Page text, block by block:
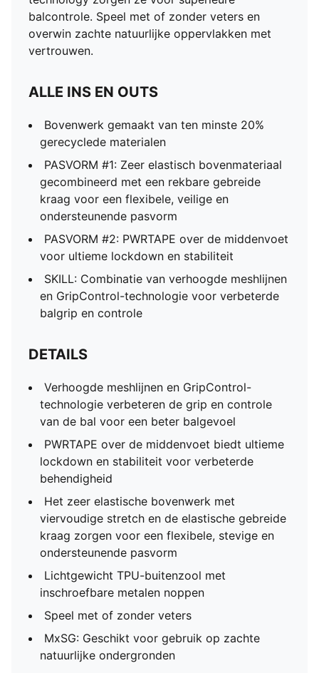
balcontrole. Speel met of zonder veters en
overwin zachte natuurlijke oppervlakken met
vertrouwen.
ALLE INS EN OUTS
Bovenwerk gemaakt van ten minste 20%
gerecyclede materialen
PASVORM #1: Zeer elastisch bovenmateriaal
gecombineerd met een rekbare gebreide
kraag voor een flexibele, veilige en
ondersteunende pasvorm
PASVORM #2: PWRTAPE over de middenvoet
voor ultieme lockdown en stabiliteit
SKILL: Combinatie van verhoogde meshlijnen
en GripControl-technologie voor verbeterde
balgrip en controle
DETAILS
Verhoogde meshlijnen en GripControl-
technologie verbeteren de grip en controle
van de bal voor een beter balgevoel
PWRTAPE over de middenvoet biedt ultieme
lockdown en stabiliteit voor verbeterde
behendigheid
Het zeer elastische bovenwerk met
viervoudige stretch en de elastische gebreide
kraag zorgen voor een flexibele, stevige en
ondersteunende pasvorm
Lichtgewicht TPU-buitenzool met
inschroefbare metalen noppen
Speel met of zonder veters
MxSG: Geschikt voor gebruik op zachte
natuurlijke ondergronden